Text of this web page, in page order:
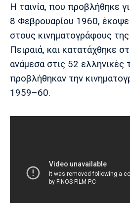
Μονακό
Ερυθρός
Αστέρας
Η ταινία, που προβλήθηκε
8 Φεβρουαρίου 1960, έκοψε
στους κινηματογράφους
Πειραιά, και κατατάχθηκε
ανάμεσα στις 52 ελληνικές
προβλήθηκαν την
1959–60.